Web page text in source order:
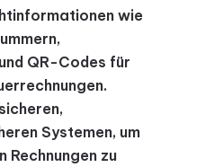
wie
QR-Codes für
Systemen, um
Rechnungen zu